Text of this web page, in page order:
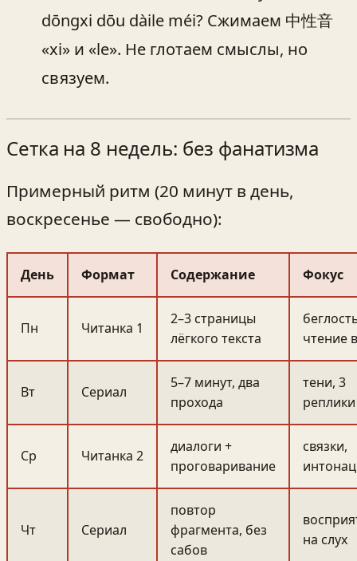
dōngxi dōu dàile méi? Сжимаем 中性音
«xi» и «le». Не глотаем смыслы, но
связуем.
Сетка на 8 недель: без фанатизма
Примерный ритм (20 минут в день,
воскресенье — свободно):
День Формат Содержание Фокус
Пн Читанка 1
2–3 страницы
лёгкого текста
чтение
Вт Сериал
5–7 минут, два
прохода
тени, 3
реплики
Ср Читанка 2
диалоги +
проговаривание
связки,
Чт Сериал
повтор
фрагмента, без
сабов
на слух